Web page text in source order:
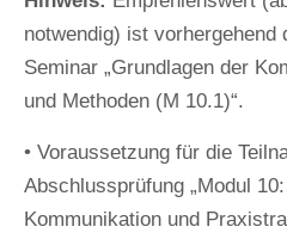
notwendig) ist vorhergehend
Seminar „Grundlagen der
und Methoden (M 10.1)“.
• Voraussetzung für die
Abschlussprüfung „Modul
Kommunikation und